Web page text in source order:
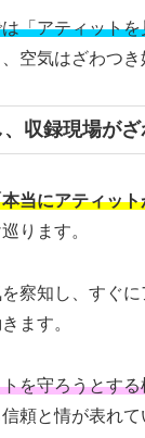
「アティット
空気はざわつき
収録現場がざ
当にアティッ
ります。
察知し、すぐ
ます。
を守ろうとする
頼と情が表れて